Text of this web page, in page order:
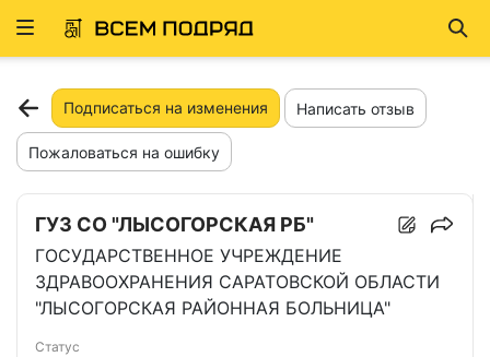
Развернуть
Подписаться на изменения Написать отзыв
Пожаловаться на ошибку
ГУЗ СО "ЛЫСОГОРСКАЯ РБ"
ГОСУДАРСТВЕННОЕ УЧРЕЖДЕНИЕ
ЗДРАВООХРАНЕНИЯ САРАТОВСКОЙ ОБЛАСТИ
"ЛЫСОГОРСКАЯ РАЙОННАЯ БОЛЬНИЦА"
Статус